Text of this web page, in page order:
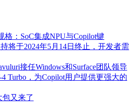
格：SoC集成NPU与Copilot键
将于2024年5月14日终止，开发者需
接任Windows和Surface团队领导
Turbo，为Copilot用户提供更强大的
又来了